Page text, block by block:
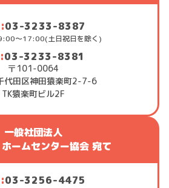
03-3233-8387
～17:00(土日祝日を除く)
03-3233-8381
〒101-0064
代田区神田猿楽町2-7-6
TK猿楽町ビル2F
一般社団法人
ームセンター協会 宛て
03-3256-4475